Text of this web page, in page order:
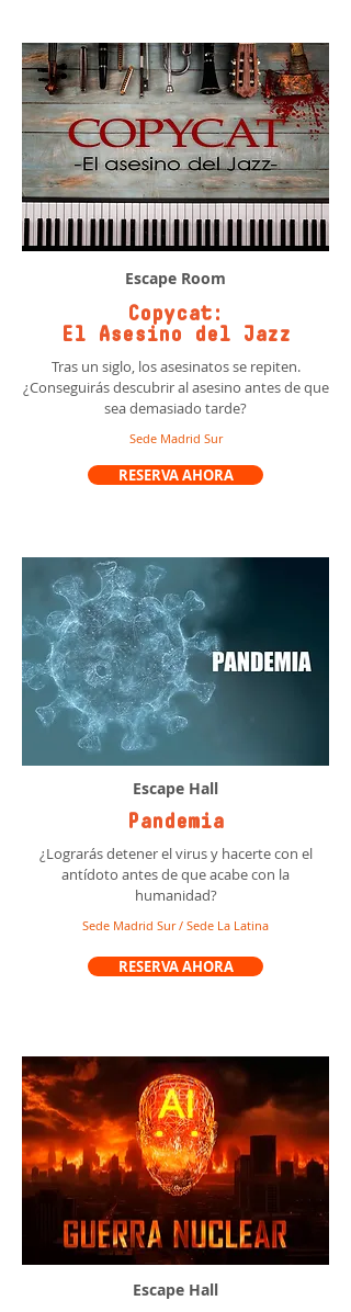
Escape Room
Copycat:
El Asesino del Jazz
Tras un siglo, los asesinatos se repiten.
¿Conseguirás descubrir al asesino antes de que
sea demasiado tarde?
Sede Madrid Sur
RESERVA AHORA
Escape Hall
Pandemia
¿Lograrás detener el virus y hacerte con el
antídoto antes de que acabe con la
humanidad?
Sede Madrid Sur / Sede La Latina
RESERVA AHORA
Escape Hall